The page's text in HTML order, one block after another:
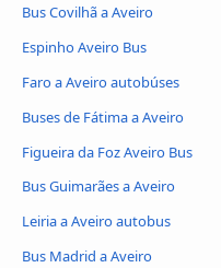
Bus Covilhã a Aveiro
Espinho Aveiro Bus
Faro a Aveiro autobúses
Buses de Fátima a Aveiro
Figueira da Foz Aveiro Bus
Bus Guimarães a Aveiro
Leiria a Aveiro autobus
Bus Madrid a Aveiro